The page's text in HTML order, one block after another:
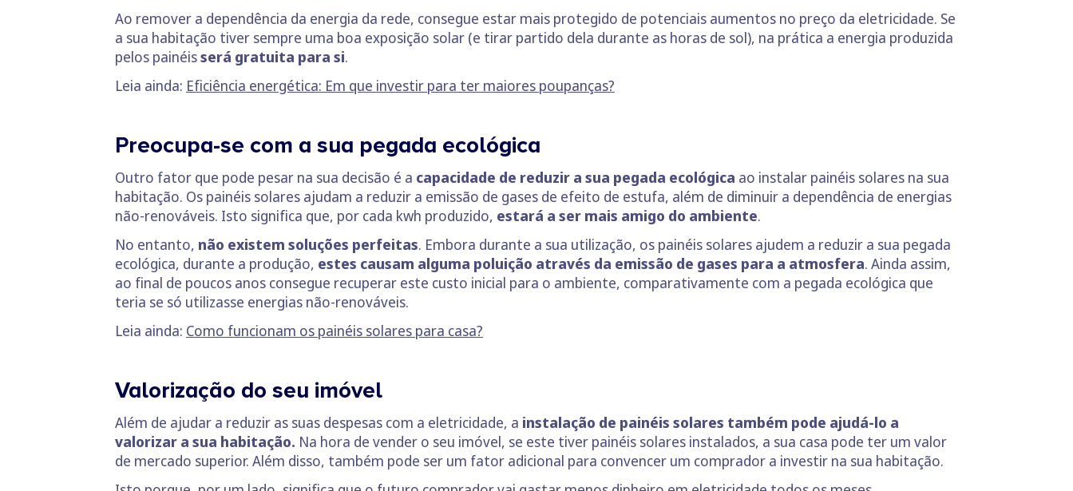
Ao remover a dependência da energia da rede, consegue estar mais protegido de potenciais aumentos no preço da eletricidade. Se
a sua habitação tiver sempre uma boa exposição solar (e tirar partido dela durante as horas de sol), na prática a energia produzida
pelos painéisserá gratuita para si.
Leia ainda: Eficiência energética: Em que investir para ter maiores poupanças?
Preocupa-se com a sua pegada ecológica
Outro fator que pode pesar na sua decisão é a capacidade de reduzir a sua pegada ecológica ao instalar painéis solares na sua
habitação. Os painéis solares ajudam a reduzir a emissão de gases de efeito de estufa, além de diminuir a dependência de energias
não-renováveis. Isto significa que, por cada kwh produzido, estará a ser mais amigo do ambiente.
No entanto, não existem soluções perfeitas. Embora durante a sua utilização, os painéis solares ajudem a reduzir a sua pegada
ecológica, durante a produção, estes causam alguma poluição através da emissão de gases para a atmosfera. Ainda assim,
ao final de poucos anos consegue recuperar este custo inicial para o ambiente, comparativamente com a pegada ecológica que
teria se só utilizasse energias não-renováveis.
Leia ainda: Como funcionam os painéis solares para casa?
Valorização do seu imóvel
Além de ajudar a reduzir as suas despesas com a eletricidade, a instalação de painéis solares também pode ajudá-lo a
valorizar a sua habitação. Na hora de vender o seu imóvel, se este tiver painéis solares instalados, a sua casa pode ter um valor
de mercado superior. Além disso, também pode ser um fator adicional para convencer um comprador a investir na sua habitação.